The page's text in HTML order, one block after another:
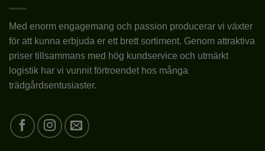
Med enorm engagemang och passion producerar vi växter
för att kunna erbjuda er ett brett sortiment. Genom attraktiva
priser tillsammans med hög kundservice och utmärkt
logistik har vi vunnit förtroendet hos många
trädgårdsentusiaster.